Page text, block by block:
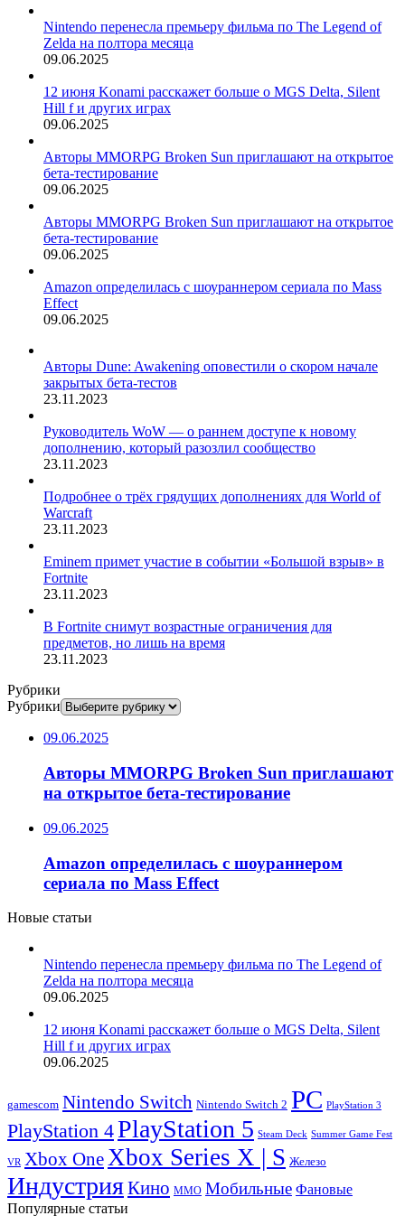
Nintendo перенесла премьеру фильма по The Legend of
Zelda на полтора месяца
09.06.2025
12 июня Konami расскажет больше о MGS Delta, Silent
Hill f и других играх
09.06.2025
Авторы MMORPG Broken Sun приглашают на открытое
бета-тестирование
09.06.2025
Авторы MMORPG Broken Sun приглашают на открытое
бета-тестирование
09.06.2025
Amazon определилась с шоураннером сериала по Mass
Effect
09.06.2025
Авторы Dune: Awakening оповестили о скором начале
закрытых бета-тестов
23.11.2023
Руководитель WoW — о раннем доступе к новому
дополнению, который разозлил сообщество
23.11.2023
Подробнее о трёх грядущих дополнениях для World of
Warcraft
23.11.2023
Eminem примет участие в событии «Большой взрыв» в
Fortnite
23.11.2023
В Fortnite снимут возрастные ограничения для
предметов, но лишь на время
23.11.2023
Рубрики
Рубрики
09.06.2025
Авторы MMORPG Broken Sun приглашают
на открытое бета-тестирование
09.06.2025
Amazon определилась с шоураннером
сериала по Mass Effect
Новые статьи
Nintendo перенесла премьеру фильма по The Legend of
Zelda на полтора месяца
09.06.2025
12 июня Konami расскажет больше о MGS Delta, Silent
Hill f и других играх
09.06.2025
gamescom Nintendo Switch Nintendo Switch 2 PC PlayStation 3
PlayStation 4PlayStation 5 Steam Deck Summer Game Fest
VR Xbox OneXbox Series X | S Железо
ИндустрияКино ММО Мобильные Фановые
Популярные статьи